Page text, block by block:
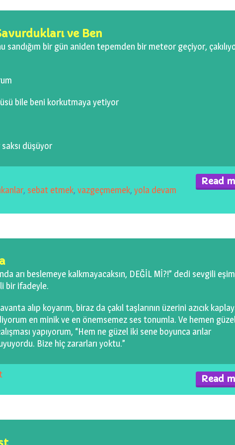
ve Ben
sandığım bir gün aniden tepemden bir meteor geçiyor,
bile beni korkutmaya yetiyor
düşüyor
Read
, sebat etmek, vazgeçmemek, yola devam
arı beslemeye kalkmayacaksın, DEĞİL Mİ?!” dedi sevgili
bir ifadeyle.
alıp koyarım, biraz da çakıl taşlarının üzerini azıcık
en minik ve en önemsemez ses tonumla. Ve hemen
yapıyorum, “Hem ne güzel iki sene boyunca arılar
Bize hiç zararları yoktu.”
Read